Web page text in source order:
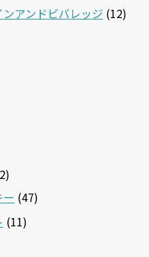
アンドビバレッジ (12)
(47)
(11)